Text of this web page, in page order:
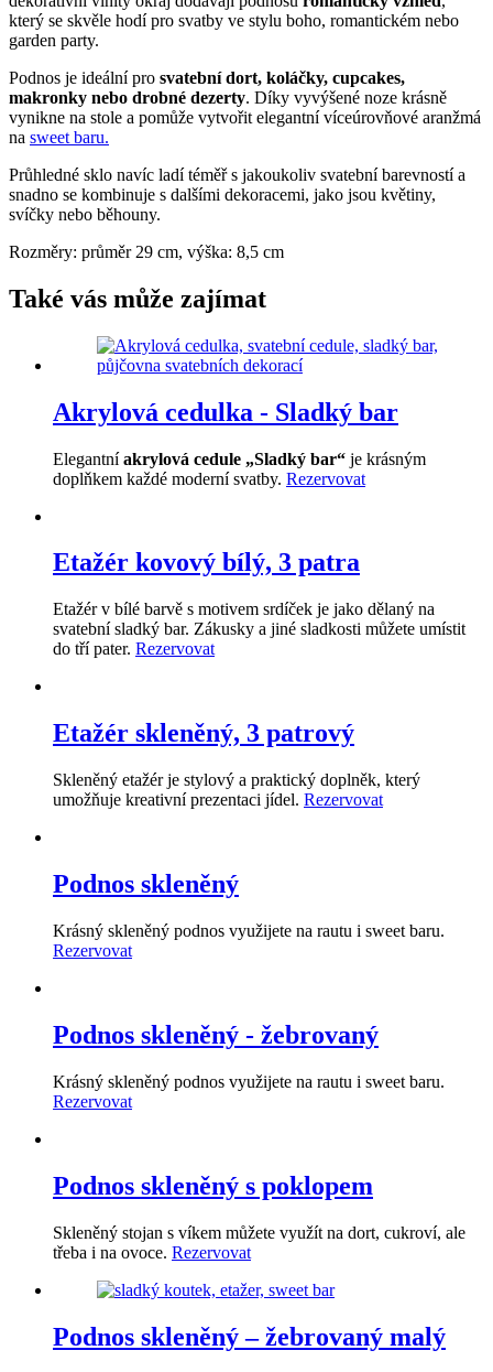
který se skvěle hodí pro svatby ve stylu boho, romantickém nebo
garden party.
Podnos je ideální pro svatební dort, koláčky, cupcakes,
makronky nebo drobné dezerty. Díky vyvýšené noze krásně
vynikne na stole a pomůže vytvořit elegantní víceúrovňové aranžmá
na sweet baru.
Průhledné sklo navíc ladí téměř s jakoukoliv svatební barevností a
snadno se kombinuje s dalšími dekoracemi, jako jsou květiny,
svíčky nebo běhouny.
Rozměry: průměr 29 cm, výška: 8,5 cm
Také vás může zajímat
Akrylová cedulka - Sladký bar
Elegantníakrylová cedule „Sladký bar“ je krásným
doplňkem každé moderní svatby. Rezervovat
Etažér kovový bílý, 3 patra
Etažér v bílé barvě s motivem srdíček je jako dělaný na
svatební sladký bar. Zákusky a jiné sladkosti můžete umístit
do tří pater. Rezervovat
Etažér skleněný, 3 patrový
Skleněný etažér je stylový a praktický doplněk, který
umožňuje kreativní prezentaci jídel. Rezervovat
Podnos skleněný
Krásný skleněný podnos využijete na rautu i sweet baru.
Rezervovat
Podnos skleněný - žebrovaný
Krásný skleněný podnos využijete na rautu i sweet baru.
Rezervovat
Podnos skleněný s poklopem
Skleněný stojan s víkem můžete využít na dort, cukroví, ale
třeba i na ovoce. Rezervovat
Podnos skleněný – žebrovaný malý